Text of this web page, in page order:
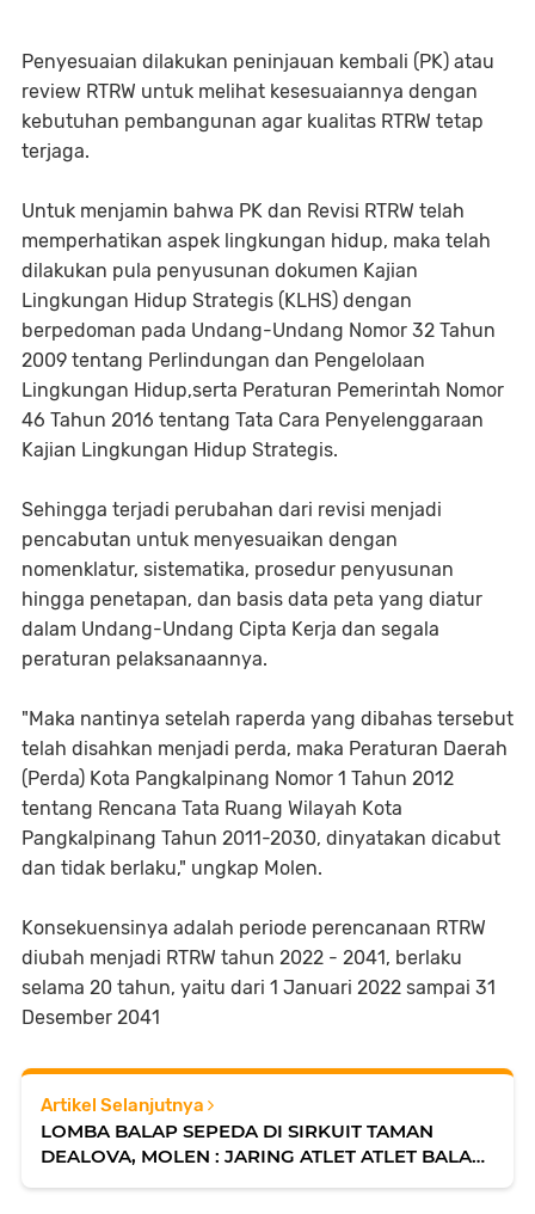
Penyesuaian dilakukan peninjauan kembali (PK) atau
review RTRW untuk melihat kesesuaiannya dengan
kebutuhan pembangunan agar kualitas RTRW tetap
terjaga.
Untuk menjamin bahwa PK dan Revisi RTRW telah
memperhatikan aspek lingkungan hidup, maka telah
dilakukan pula penyusunan dokumen Kajian
Lingkungan Hidup Strategis (KLHS) dengan
berpedoman pada Undang-Undang Nomor 32 Tahun
2009 tentang Perlindungan dan Pengelolaan
Lingkungan Hidup,serta Peraturan Pemerintah Nomor
46 Tahun 2016 tentang Tata Cara Penyelenggaraan
Kajian Lingkungan Hidup Strategis.
Sehingga terjadi perubahan dari revisi menjadi
pencabutan untuk menyesuaikan dengan
nomenklatur, sistematika, prosedur penyusunan
hingga penetapan, dan basis data peta yang diatur
dalam Undang-Undang Cipta Kerja dan segala
peraturan pelaksanaannya.
"Maka nantinya setelah raperda yang dibahas tersebut
telah disahkan menjadi perda, maka Peraturan Daerah
(Perda) Kota Pangkalpinang Nomor 1 Tahun 2012
tentang Rencana Tata Ruang Wilayah Kota
Pangkalpinang Tahun 2011-2030, dinyatakan dicabut
dan tidak berlaku," ungkap Molen.
Konsekuensinya adalah periode perencanaan RTRW
diubah menjadi RTRW tahun 2022 - 2041, berlaku
selama 20 tahun, yaitu dari 1 Januari 2022 sampai 31
Desember 2041
Artikel Selanjutnya
LOMBA BALAP SEPEDA DI SIRKUIT TAMAN
DEALOVA, MOLEN : JARING ATLET ATLET BALAP